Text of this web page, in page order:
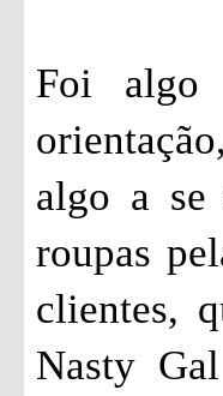
Foi
algo a se
roupas
clientes,
Nasty